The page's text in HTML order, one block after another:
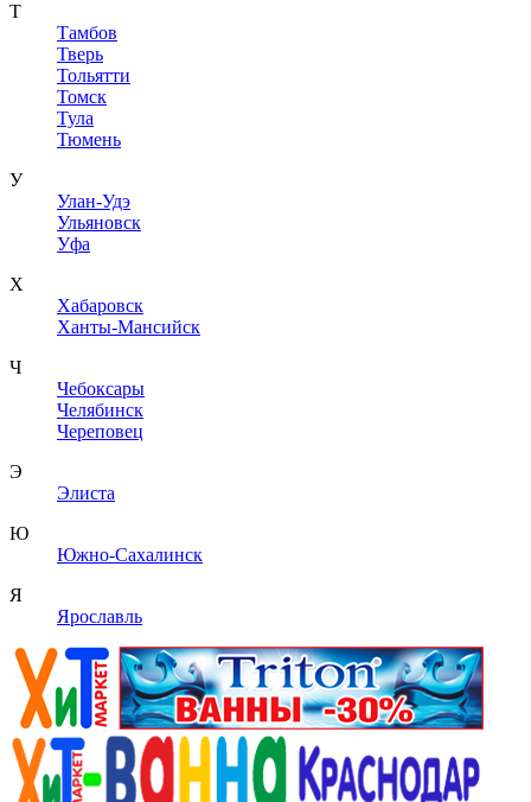
Т
Тамбов
Тверь
Тольятти
Томск
Тула
Тюмень
У
Улан-Удэ
Ульяновск
Уфа
Х
Хабаровск
Ханты-Мансийск
Ч
Чебоксары
Челябинск
Череповец
Э
Элиста
Ю
Южно-Сахалинск
Я
Ярославль